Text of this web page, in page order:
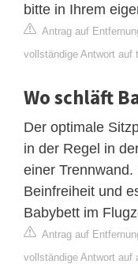
bitte in Ihrem
Antrag auf
vollständige Antwort auf
Wo schläft
Der optimale
in der Regel in
einer
Beinfreiheit und
Babybett im
Antrag auf
vollständige Antwort auf